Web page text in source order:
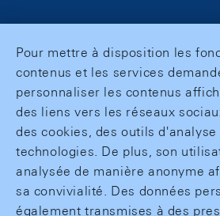
Pour mettre à disposition les
contenus et les services
personnaliser les contenus
des liens vers les réseaux
des cookies, des outils
technologies. De plus, son
analysée de manière anonyme
sa convivialité. Des données
également transmises à des